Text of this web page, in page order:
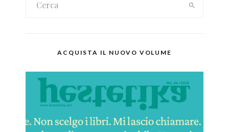
ACQUISTA IL NUOVO VOLUME